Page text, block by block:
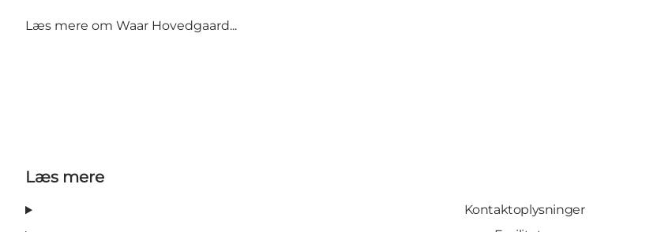
Læs mere om Waar Hovedgaard...
Læs mere
Kontaktoplysninger